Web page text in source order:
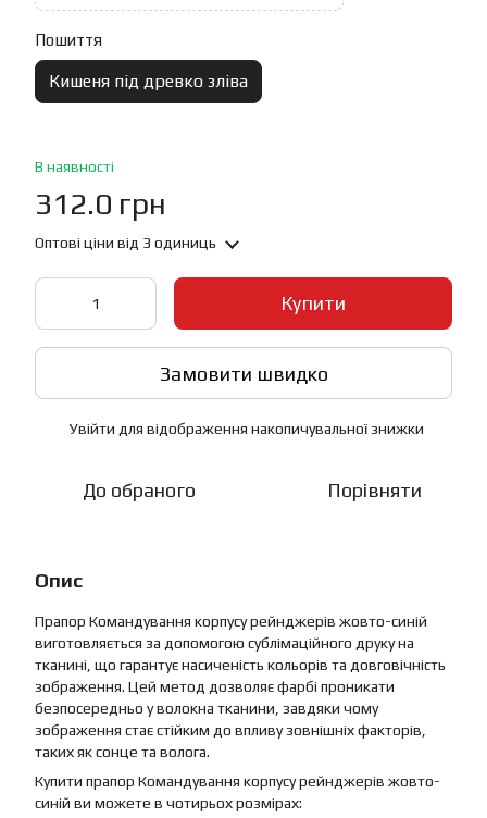
Пошиття
Кишеня під древко зліва
В наявності
312.0 грн
Оптові ціни від 3 одиниць
Купити
Замовити швидко
Увійти для відображення накопичувальної знижки
До обраного Порівняти
Опис
Прапор Командування корпусу рейнджерів жовто-синій
виготовляється за допомогою сублімаційного друку на
тканині, що гарантує насиченість кольорів та довговічність
зображення. Цей метод дозволяє фарбі проникати
безпосередньо у волокна тканини, завдяки чому
зображення стає стійким до впливу зовнішніх факторів,
таких як сонце та волога.
Купити прапор Командування корпусу рейнджерів жовто-
синій ви можете в чотирьох розмірах: